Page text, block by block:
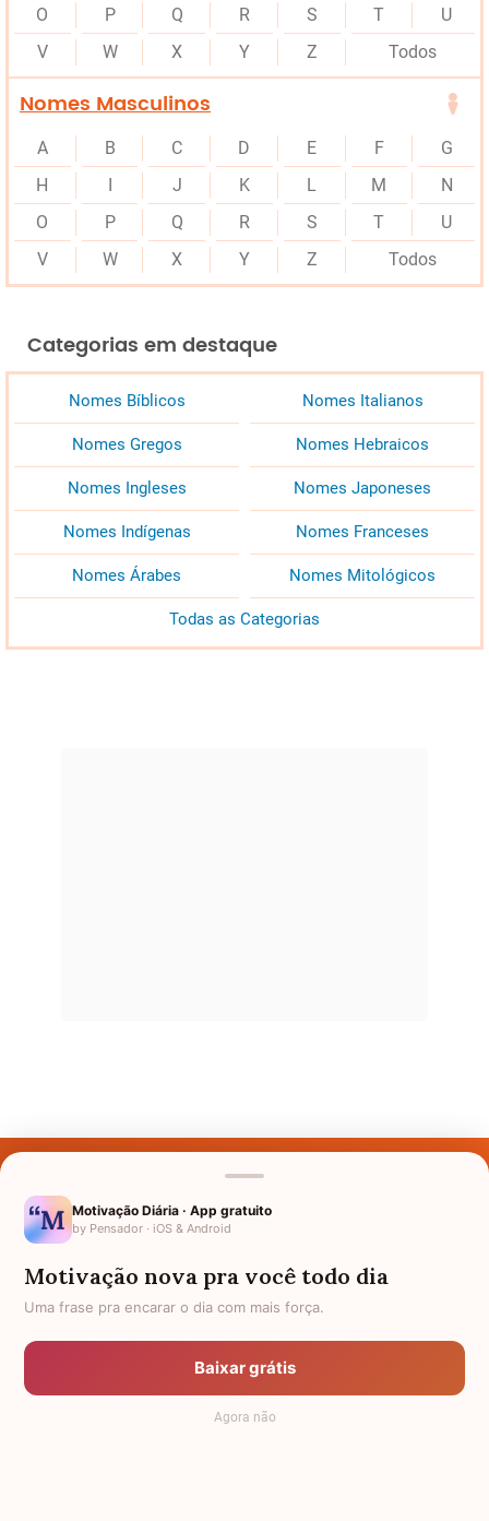
O
P Q R S T
U
V
W X Y Z Todos
Nomes Masculinos
A B C D E F
G
H
I J K L M
N
O
P Q R S T
U
V
W X Y Z Todos
Categorias em destaque
Nomes Bíblicos Nomes Italianos
Nomes Gregos Nomes Hebraicos
Nomes Ingleses Nomes Japoneses
Nomes Indígenas Nomes Franceses
Nomes Árabes Nomes Mitológicos
Todas as Categorias
Nomes pelo Mundo
Política de Privacidade
Anuncie
Termos de Uso
Motivação Diária · App gratuito
by Pensador · iOS & Android
Motivação nova pra você todo dia
Uma frase pra encarar o dia com mais força.
Baixar grátis
Agora não